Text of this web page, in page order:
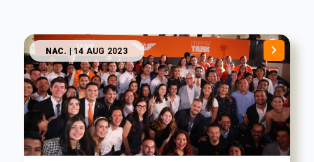
NAC.| 14 AUG 2023